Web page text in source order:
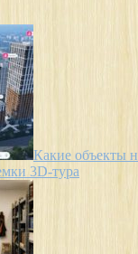
Какие объекты
3D-тура